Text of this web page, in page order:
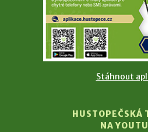
Stáhnout
HUSTOPEČSKÁ
NA